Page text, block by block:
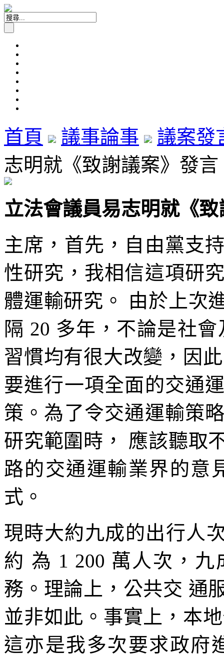
首頁 議事論事
議案發
志明就《致謝議案》發言
立法會議員易志明就《
主席，首先，自由黨支
性研究，我相信這項研
體運輸研究。 由於上次
隔 20 多年，不論是社
習慣均有很大改變，因
要進行一項全面的交通
策。為了令交通運輸策
研究範圍時， 應該聽取
路的交通運輸業界的意
式。
現時大約九成的出行人
約 為 1 200 萬人次，
務。理論上，公共交 通
並非如此。事實上，本
這亦是我多次要求政府